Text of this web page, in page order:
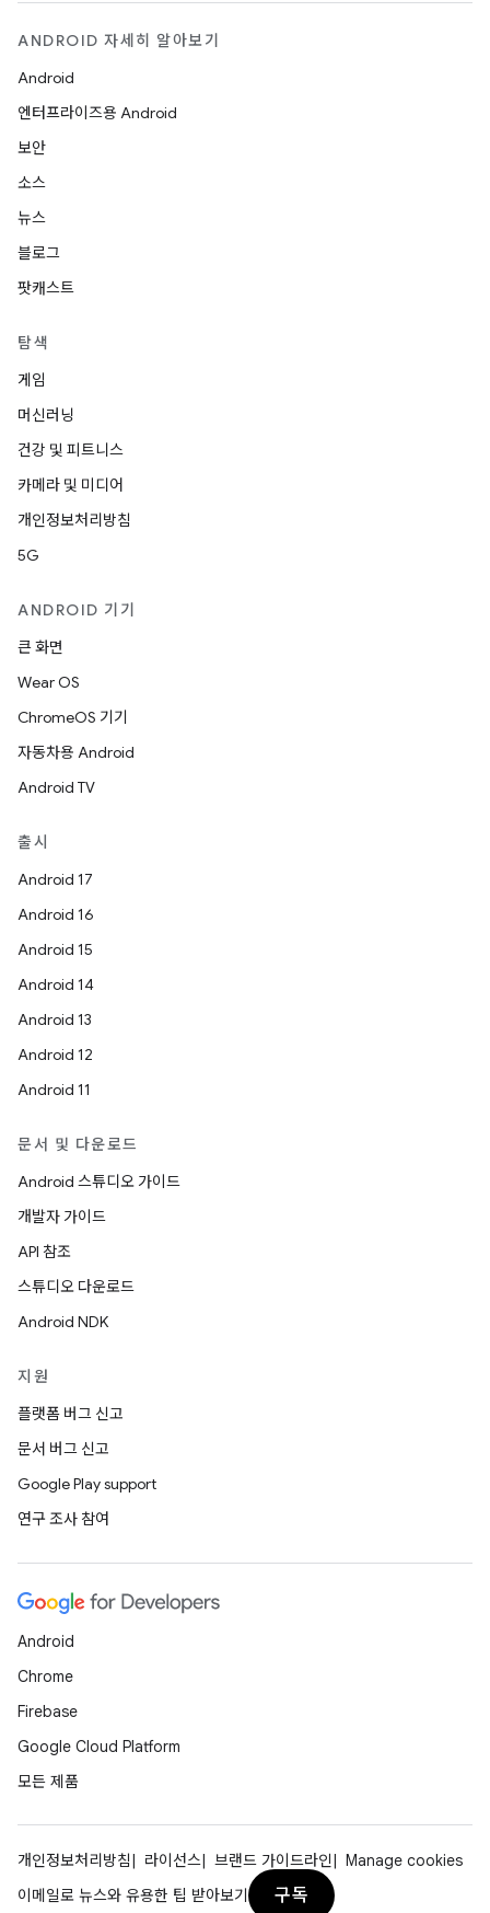
ANDROID 자세히 알아보기
Android
엔터프라이즈용 Android
보안
소스
뉴스
블로그
팟캐스트
탐색
게임
머신러닝
건강 및 피트니스
카메라 및 미디어
개인정보처리방침
5G
ANDROID 기기
큰 화면
Wear OS
ChromeOS 기기
자동차용 Android
Android TV
출시
Android 17
Android 16
Android 15
Android 14
Android 13
Android 12
Android 11
문서 및 다운로드
Android 스튜디오 가이드
개발자 가이드
API 참조
스튜디오 다운로드
Android NDK
지원
플랫폼 버그 신고
문서 버그 신고
Google Play support
연구 조사 참여
Android
Chrome
Firebase
Google Cloud Platform
모든 제품
개인정보처리방침 라이선스 브랜드 가이드라인
Manage cookies
이메일로 뉴스와 유용한 팁 받아보기
구독